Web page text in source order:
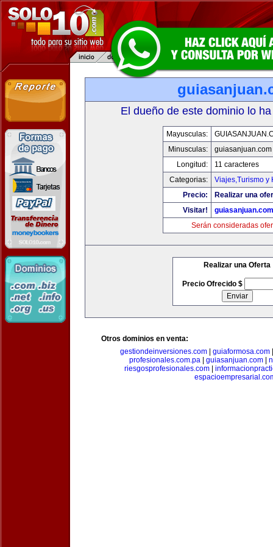
El dueño de este dominio lo
Mayusculas:
Minusculas:
guiasanjuan.com
Longitud:
11 caracteres
Categorias:
Viajes,Turismo y
Precio:
Realizar una
Visitar!
guiasanjuan.com
Serán consideradas
Realizar una Oferta
Precio Ofrecido $
Otros dominios en venta:
gestiondeinversiones.com| guiaformosa.com
profesionales.com.pa
guiasanjuan.com
riesgosprofesionales.com